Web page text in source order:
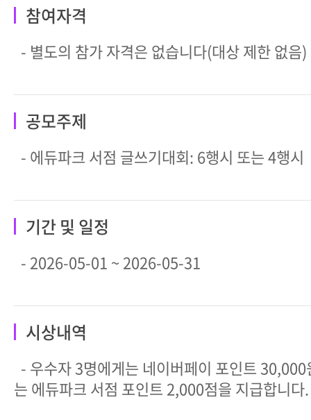
참여자격
- 별도의 참가 자격은 없습니다(대상 제한 없음)
공모주제
- 에듀파크 서점 글쓰기대회: 6행시 또는 4행시
기간 및 일정
- 2026-05-01 ~ 2026-05-31
시상내역
- 우수자 3명에게는 네이버페이 포인트
는 에듀파크 서점 포인트 2,000점을 지급합니다.